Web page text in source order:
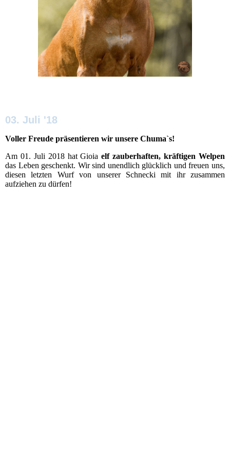
03. Juli '18
Voller Freude präsentieren wir unsere Chuma`s!
Am 01. Juli 2018 hat Gioiaelf zauberhaften, kräftigen Welpen
das Leben geschenkt. Wir sind unendlich glücklich und freuen uns,
diesen letzten Wurf von unserer Schnecki mit ihr zusammen
aufziehen zu dürfen!